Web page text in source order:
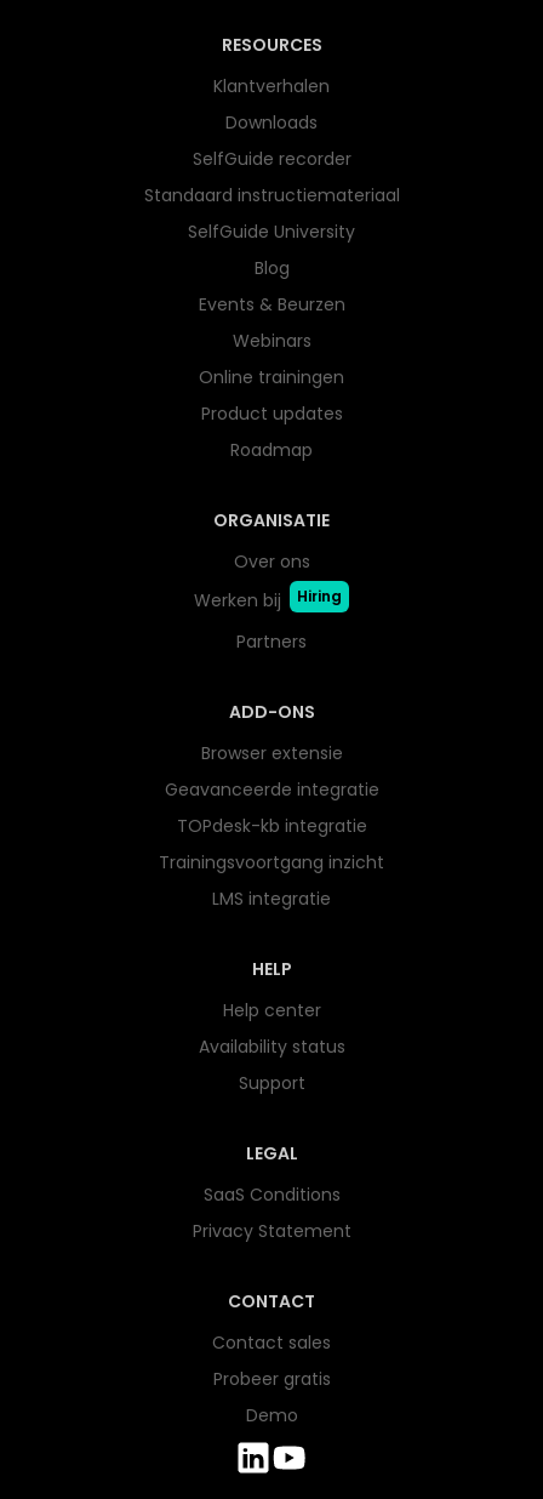
RESOURCES
Klantverhalen
Downloads
SelfGuide recorder
Standaard instructiemateriaal
SelfGuide University
Blog
Events & Beurzen
Webinars
Online trainingen
Product updates
Roadmap
ORGANISATIE
Over ons
Werken bij
Hiring
Partners
ADD-ONS
Browser extensie
Geavanceerde integratie
TOPdesk-kb integratie
Trainingsvoortgang inzicht
LMS integratie
HELP
Help center
Availability status
Support
LEGAL
SaaS Conditions
Privacy Statement
CONTACT
Contact sales
Probeer gratis
Demo